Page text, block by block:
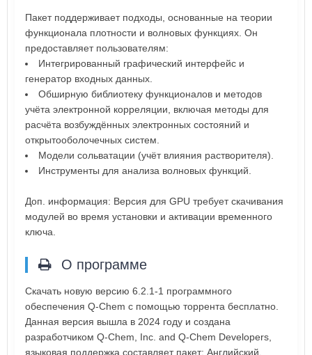
Пакет поддерживает подходы, основанные на теории
функционала плотности и волновых функциях. Он
предоставляет пользователям:
Интегрированный графический интерфейс и
генератор входных данных.
Обширную библиотеку функционалов и методов
учёта электронной корреляции, включая методы для
расчёта возбуждённых электронных состояний и
открытооболочечных систем.
Модели сольватации (учёт влияния растворителя).
Инструменты для анализа волновых функций.
Доп. информация: Версия для GPU требует скачивания
модулей во время установки и активации временного
ключа.
О программе
Скачать новую версию 6.2.1-1 программного
обеспечения Q-Chem с помощью торрента бесплатно.
Данная версия вышла в 2024 году и создана
разработчиком Q-Chem, Inc. and Q-Chem Developers,
языковая поддержка составляет пакет: Английский.